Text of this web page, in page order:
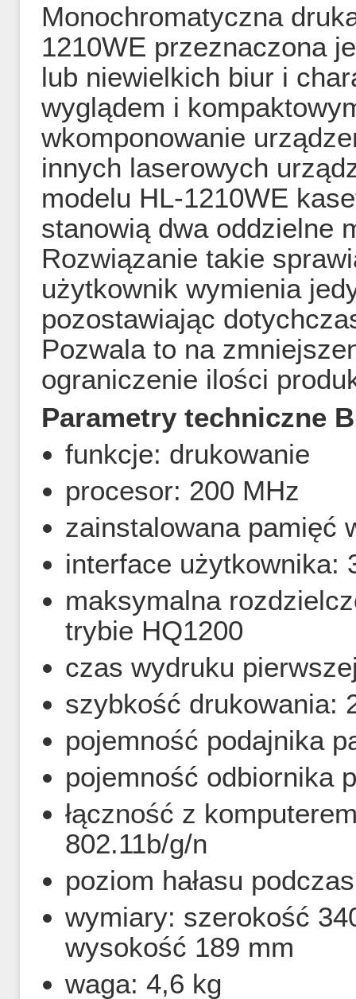
Monochromatyczna
1210WE przeznaczona
lub niewielkich biur i
wyglądem i
wkomponowanie
innych laserowych
modelu HL-1210WE
stanowią dwa oddzielne
Rozwiązanie takie
użytkownik wymienia
pozostawiając
Pozwala to na
ograniczenie ilości
Parametry techniczne
funkcje: drukowanie
procesor: 200 MHz
zainstalowana pamięć
interface użytkownika:
maksymalna
trybie HQ1200
czas wydruku
szybkość drukowania:
pojemność podajnika
pojemność odbiornika
łączność z
802.11b/g/n
poziom hałasu
wymiary: szerokość
wysokość 189 mm
waga: 4,6 kg